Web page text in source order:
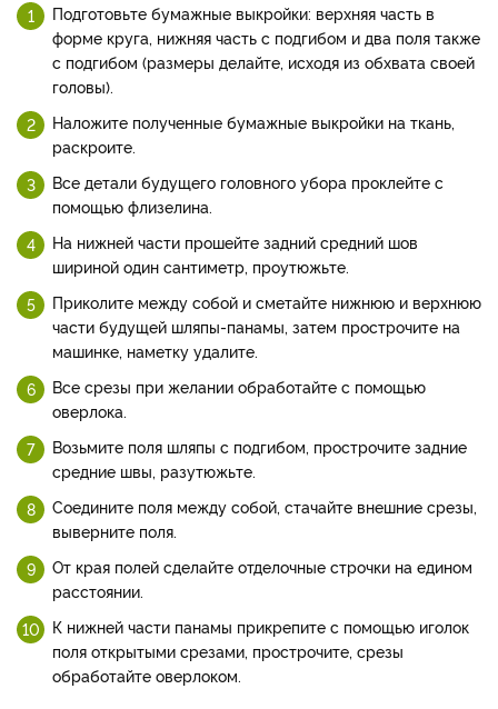
Подготовьте бумажные выкройки: верхняя часть в
форме круга, нижняя часть с подгибом и два поля также
с подгибом (размеры делайте, исходя из обхвата своей
головы).
Наложите полученные бумажные выкройки на ткань,
раскроите.
Все детали будущего головного убора проклейте с
помощью флизелина.
На нижней части прошейте задний средний шов
шириной один сантиметр, проутюжьте.
Приколите между собой и сметайте нижнюю и верхнюю
части будущей шляпы-панамы, затем прострочите на
машинке, наметку удалите.
Все срезы при желании обработайте с помощью
оверлока.
Возьмите поля шляпы с подгибом, прострочите задние
средние швы, разутюжьте.
Соедините поля между собой, стачайте внешние срезы,
выверните поля.
От края полей сделайте отделочные строчки на едином
расстоянии.
К нижней части панамы прикрепите с помощью иголок
поля открытыми срезами, прострочите, срезы
обработайте оверлоком.